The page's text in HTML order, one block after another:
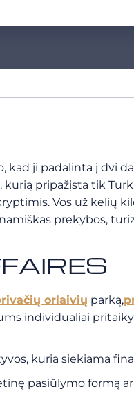
kad ji padalinta į dvi
pripažįsta tik
Vos už kelių
prekybos,
orlaivių parką,
individualiai
kuria siekiama
pasiūlymo formą